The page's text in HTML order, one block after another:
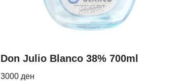
Don Julio Blanco 38% 700ml
3000 ден